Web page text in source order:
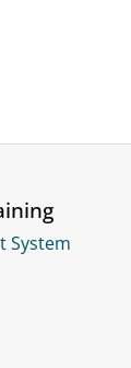
System